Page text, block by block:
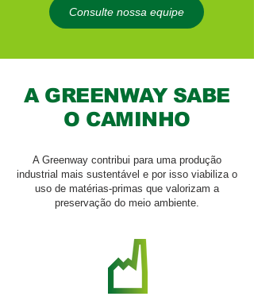
Consulte nossa equipe
A GREENWAY SABE
O CAMINHO
A Greenway contribui para uma produção
industrial mais sustentável e por isso viabiliza o
uso de matérias-primas que valorizam a
preservação do meio ambiente.